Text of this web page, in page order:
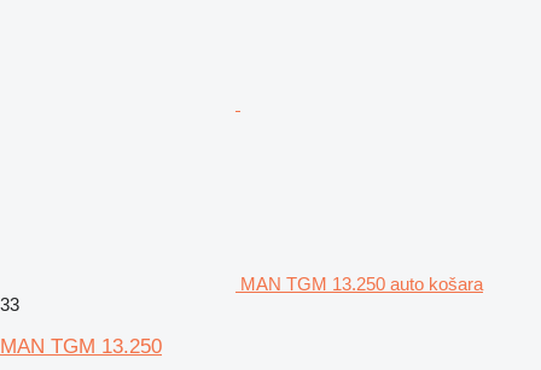
MAN TGM 13.250 auto košara
33
MAN TGM 13.250